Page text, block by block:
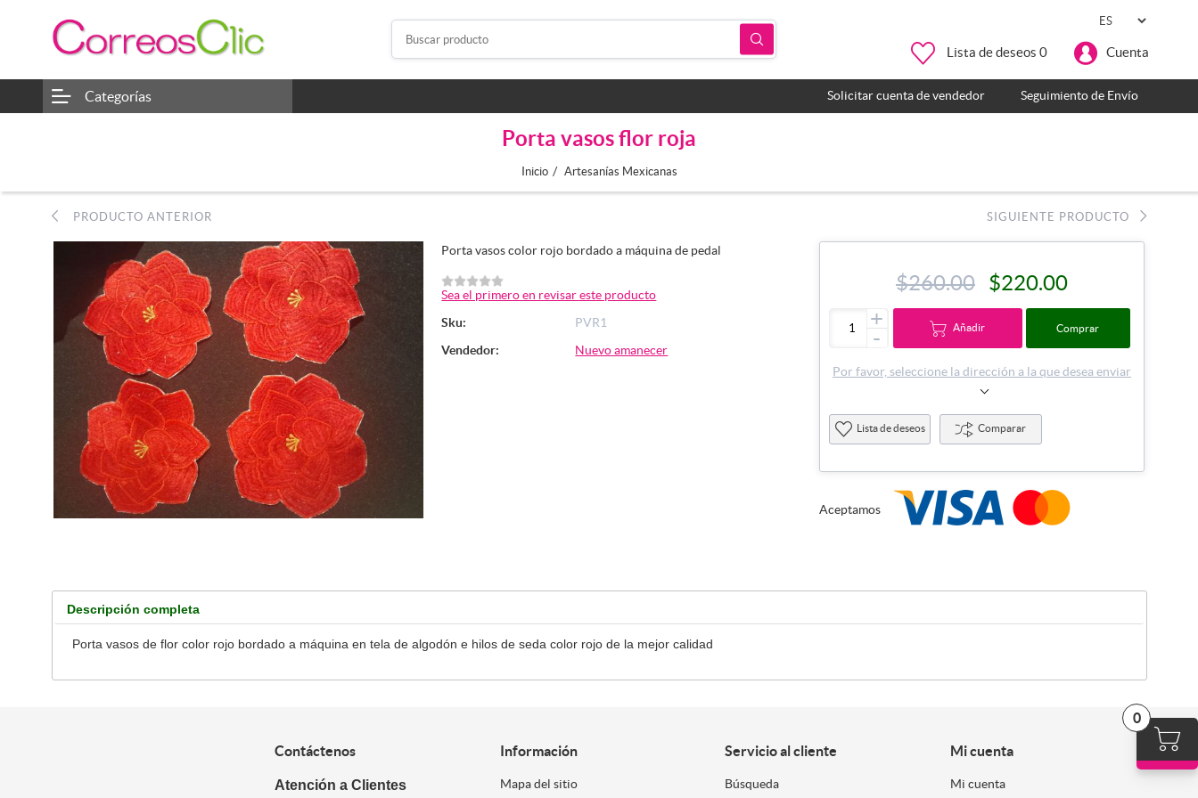
Lista de deseos 0 Cuenta
0
Categorías Solicitar cuenta de vendedor Seguimiento de Envío
Porta vasos flor roja
Inicio / Artesanías Mexicanas
PRODUCTO ANTERIOR SIGUIENTE PRODUCTO
Porta vasos color rojo bordado a máquina de pedal
Sea el primero en revisar este producto
Sku:
PVR1
Vendedor:
Nuevo amanecer
$260.00 $220.00
+
- Añadir Comprar
Por favor, seleccione la dirección a la que desea enviar
Lista de deseos Comparar
Aceptamos
Descripción completa
Porta vasos de flor color rojo bordado a máquina en tela de algodón e hilos de seda color rojo de la mejor calidad
Contáctenos
Atención a Clientes
Información
Mapa del sitio
Servicio al cliente
Búsqueda
Mi cuenta
Mi cuenta